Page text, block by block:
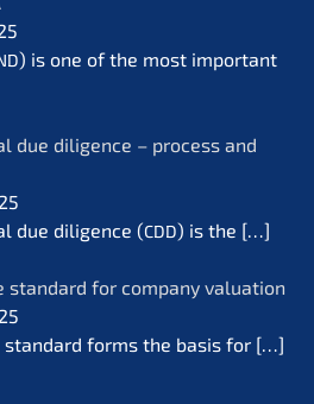
) is one of the most important
due diligence – process and
due diligence (CDD) is the […]
standard for compa­ny valua­ti­on
standard forms the basis for […]